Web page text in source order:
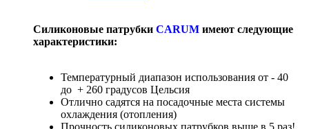
Силиконовые патрубки CARUM имеют следующие
характеристики:
Температурный диапазон использования от - 40
до + 260 градусов Цельсия
Отлично садятся на посадочные места системы
охлаждения (отопления)
Прочность силиконовых патрубков выше в 5 раз!